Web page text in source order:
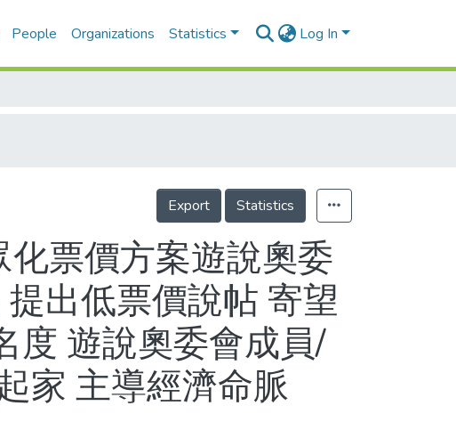
People Organizations Statistics Log In
Export Statistics
票價方案遊說奧委
出低票價說帖 寄望
度 遊說奧委會成員/
家 主導經濟命脈